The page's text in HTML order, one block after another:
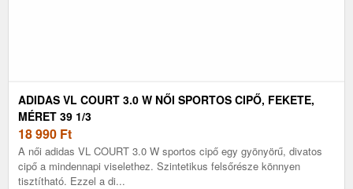
ADIDAS VL COURT 3.0 W NŐI SPORTOS CIPŐ, FEKETE,
MÉRET 39 1/3
18 990 Ft
A női adidas VL COURT 3.0 W sportos cipő egy gyönyörű, divatos
cipő a mindennapi viselethez. Szintetikus felsőrésze könnyen
tisztítható. Ezzel a di...